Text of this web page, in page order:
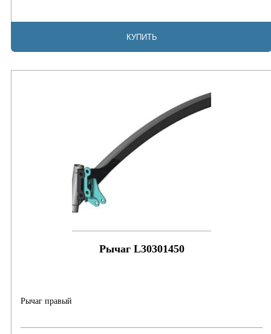
КУПИТЬ
Рычаг L30301450
Рычаг правый